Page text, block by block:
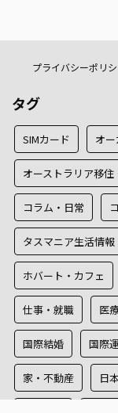
プライバシーポリ
タグ
SIMカード オ
オーストラリア移住
コラム・日常
タスマニア生活情報
ホバート・カフェ
仕事・就職 医
国際結婚 国際
家・不動産 日